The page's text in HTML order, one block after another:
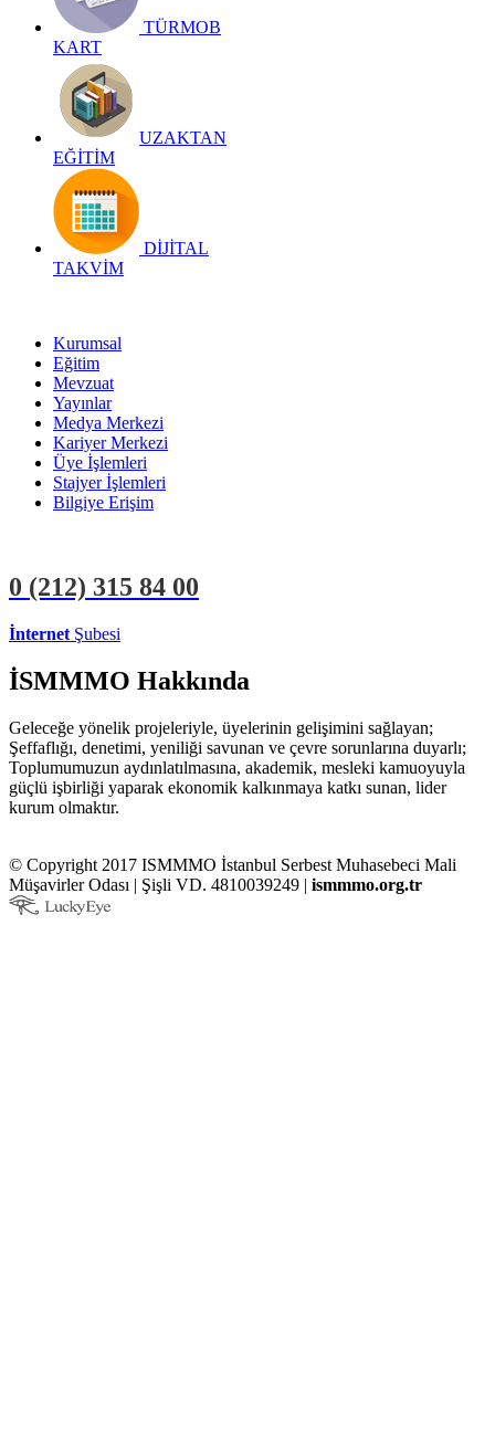
TÜRMOB
KART
UZAKTAN
EĞİTİM
DİJİTAL
TAKVİM
Kurumsal
Eğitim
Mevzuat
Yayınlar
Medya Merkezi
Kariyer Merkezi
Üye İşlemleri
Stajyer İşlemleri
Bilgiye Erişim
0 (212) 315 84 00
İnternet Şubesi
İSMMMO Hakkında
Geleceğe yönelik projeleriyle, üyelerinin gelişimini sağlayan;
Şeffaflığı, denetimi, yeniliği savunan ve çevre sorunlarına duyarlı;
Toplumumuzun aydınlatılmasına, akademik, mesleki kamuoyuyla
güçlü işbirliği yaparak ekonomik kalkınmaya katkı sunan, lider
kurum olmaktır.
© Copyright 2017 ISMMMO İstanbul Serbest Muhasebeci Mali
Müşavirler Odası | Şişli VD. 4810039249 | ismmmo.org.tr